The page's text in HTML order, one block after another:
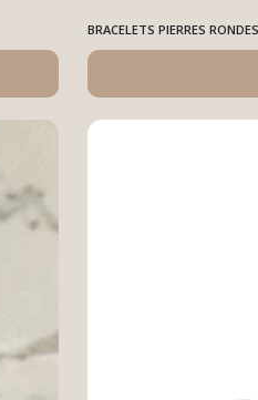
BRACELETS PIERRES